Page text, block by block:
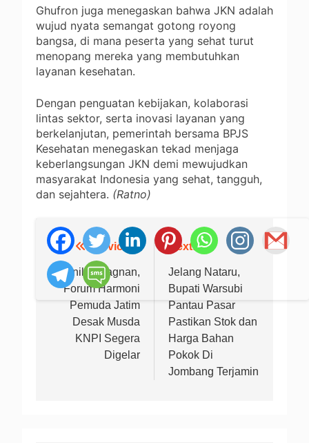
Ghufron juga menegaskan bahwa JKN adalah
wujud nyata semangat gotong royong
bangsa, di mana peserta yang sehat turut
menopang mereka yang membutuhkan
layanan kesehatan.
Dengan penguatan kebijakan, kolaborasi
lintas sektor, serta inovasi layanan yang
berkelanjutan, pemerintah bersama BPJS
Kesehatan menegaskan tekad menjaga
keberlangsungan JKN demi mewujudkan
masyarakat Indonesia yang sehat, tangguh,
dan sejahtera. (Ratno)
Navigasi
pos
Previous:
Dinilai Stagnan,
Forum Harmoni
Pemuda Jatim
Desak Musda
KNPI Segera
Digelar
Next:
Jelang Nataru,
Bupati Warsubi
Pantau Pasar
Pastikan Stok dan
Harga Bahan
Pokok Di
Jombang Terjamin